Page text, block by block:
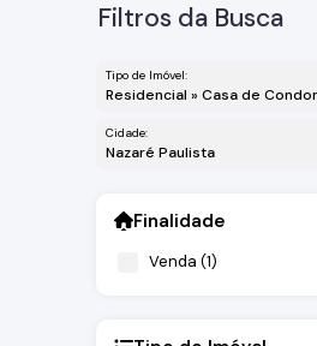
Filtros da Busca
Tipo de Imóvel:
Residencial » Casa de
Cidade:
Nazaré Paulista
Finalidade
Venda (1)